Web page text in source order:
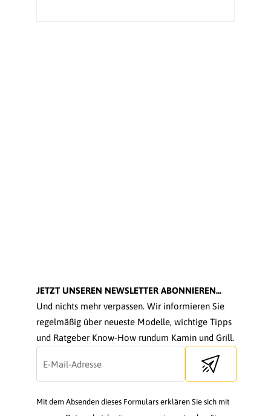
JETZT UNSEREN NEWSLETTER ABONNIEREN...
Und nichts mehr verpassen. Wir informieren Sie
regelmäßig über neueste Modelle, wichtige Tipps
und Ratgeber Know-How rundum Kamin und Grill.
Send newsletter
Mit dem Absenden dieses Formulars erklären Sie sich mit